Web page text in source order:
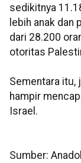
sedikitnya
lebih anak dan
dari 28.200
otoritas
Sementara itu,
hampir
Israel.
Sumber: